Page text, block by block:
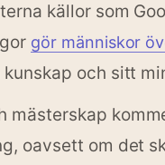
källor som
gör människor
kunskap och sitt
mästerskap
oavsett om det